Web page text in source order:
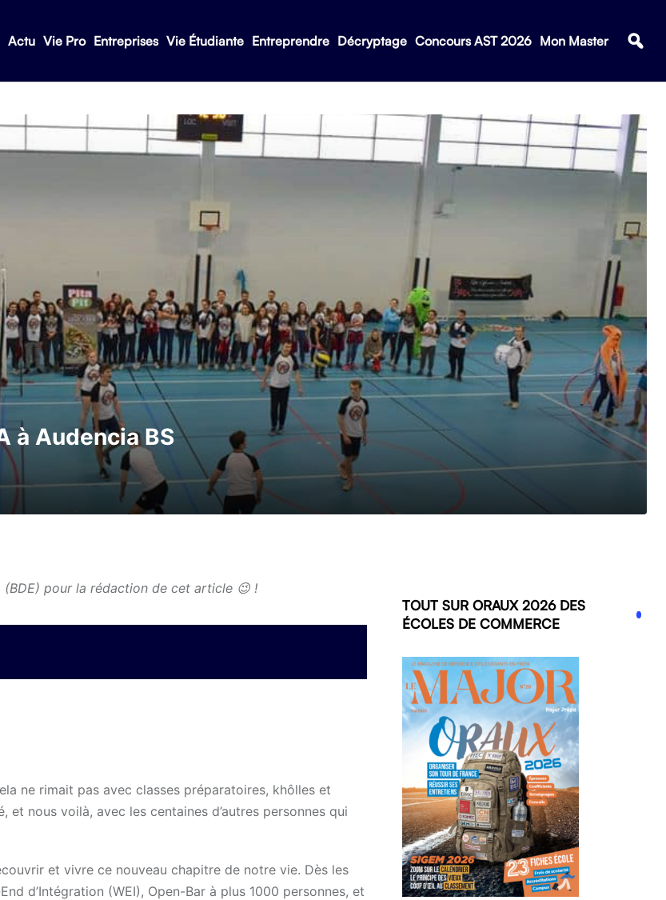
Actu Vie Pro Entreprises Vie Étudiante Entreprendre Décryptage Concours AST 2026 Mon Master
à Audencia BS
(BDE) pour la rédaction de cet article 😉 !
ne rimait pas avec classes préparatoires, khôlles et
nous voilà, avec les centaines d’autres personnes qui
et vivre ce nouveau chapitre de notre vie. Dès les
d’Intégration (WEI), Open-Bar à plus 1000 personnes, et
TOUT SUR ORAUX 2026 DES
ÉCOLES DE COMMERCE